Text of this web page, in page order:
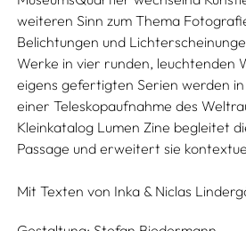
weiteren Sinn zum Thema
Belichtungen und
Werke in vier runden, leuchtenden
eigens gefertigten Serien werden
einer Teleskopaufnahme des
Kleinkatalog Lumen Zine begleitet
Passage und erweitert sie
Mit Texten von Inka & Niclas